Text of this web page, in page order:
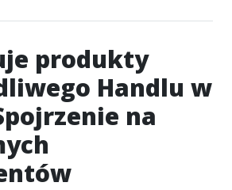
produkty
Handlu w
na